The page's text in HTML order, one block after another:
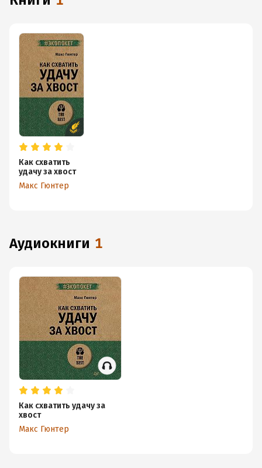
Как схватить
удачу за хвост
Макс Гюнтер
аудиокниги 1
Как схватить удачу за
хвост
Макс Гюнтер